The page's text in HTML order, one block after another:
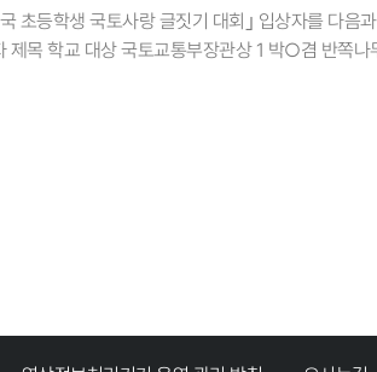
통 접근성의 지역 간 격차］ 1) 광역교통시설 □
합세를 유지했다. □ (버스터미널) 지난 3년간 대
난 3년간 대중교통은 1.5분, 승용차는 0.4분 개선
초등학교 ​(용인) - 문의 : 국토사랑 글짓기대회
토) 11:00 (10:30부터 수상자 등록) - 장소 :
식 불참자는 소속 학교 또는 주소지로 우편발송
초등학생 국토사랑 글짓기 대회｣ 입상자를 다음
보사장상 6 안○형 엄마의 놀이터, 무학시장 충